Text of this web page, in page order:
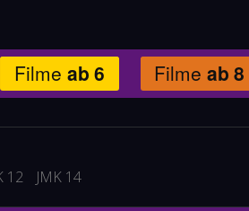
Filme ab 6 Filme ab 8
12 JMK 14